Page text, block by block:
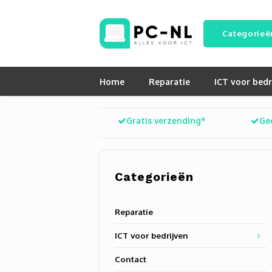
Home Reparatie ICT voor
Gratis verzending*
Categorieën
Reparatie
ICT voor bedrijven
Contact